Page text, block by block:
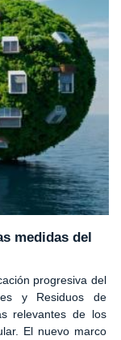
medidas del
progresiva del
y Residuos de
relevantes de los
El nuevo marco